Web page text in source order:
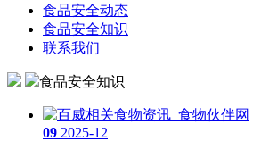
食品安全动态
食品安全知识
联系我们
食品安全知识
09 2025-12